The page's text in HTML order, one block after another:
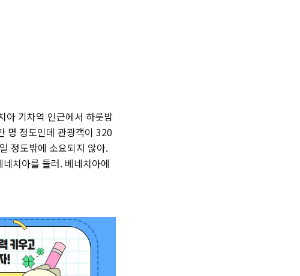
아 기차역 인근에서 하룻밤
명 정도인데 관광객이 320
정도밖에 소요되지 않아.
치아를 들러. 베네치아에